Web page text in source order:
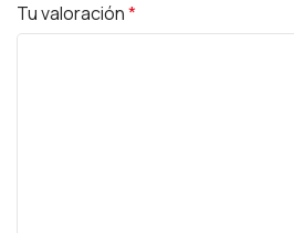
Tu valoración*